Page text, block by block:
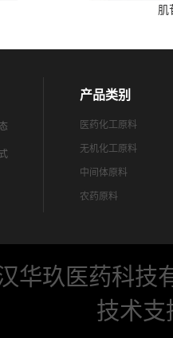
肌
产品类别
医药化工原料
无机化工原料
中间体原料
农药原料
华玖医药科技
技术